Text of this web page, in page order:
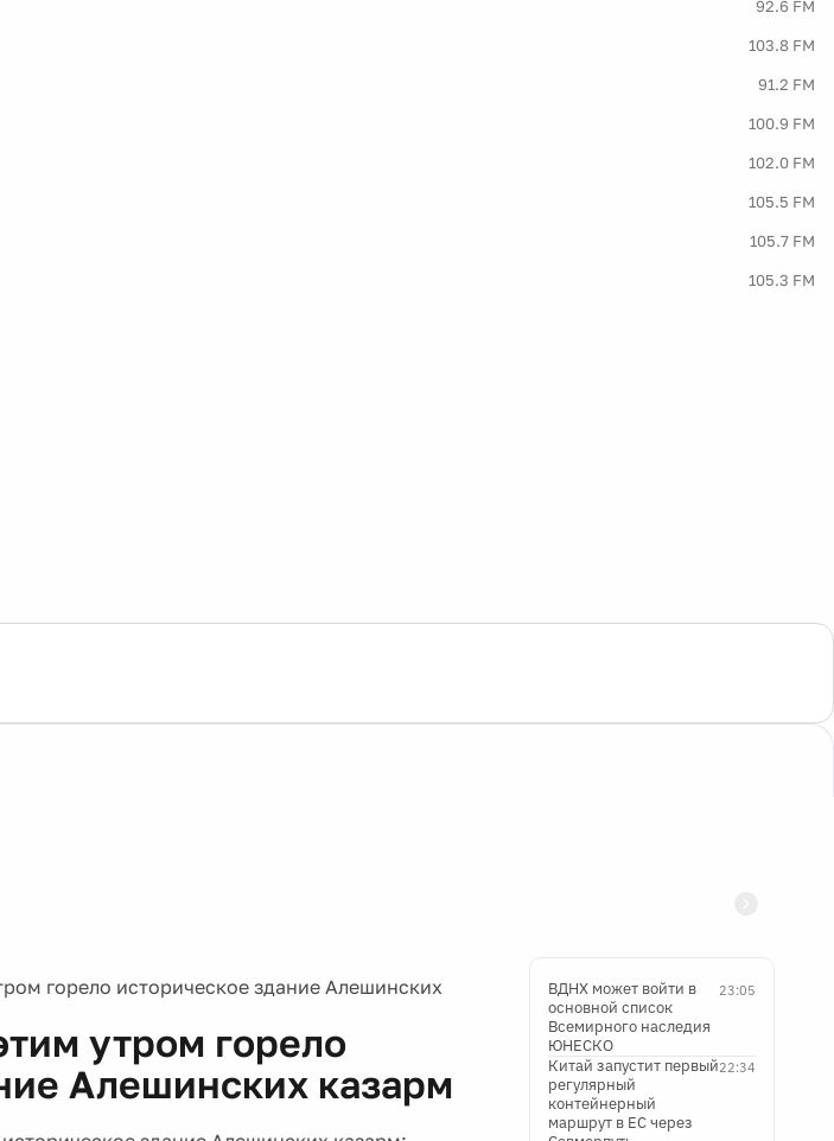
92.6 FM
103.8 FM
91.2 FM
100.9 FM
102.0 FM
105.5 FM
105.7 FM
105.3 FM
горело историческое здание Алешинских
утром горело
Алешинских казарм
23:05
ВДНХ может войти в
основной список
Всемирного наследия
ЮНЕСКО
22:34
Китай запустит первый
регулярный
контейнерный
маршрут в ЕС через